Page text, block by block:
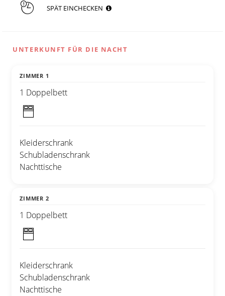
SPÄT EINCHECKEN
UNTERKUNFT FÜR DIE NACHT
ZIMMER 1
1 Doppelbett
Kleiderschrank
Schubladenschrank
Nachttische
ZIMMER 2
1 Doppelbett
Kleiderschrank
Schubladenschrank
Nachttische